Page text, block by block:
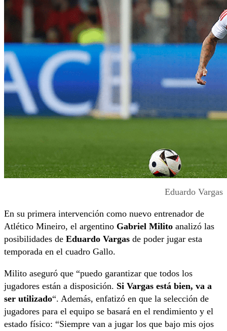
Eduardo Vargas
En su primera intervención como nuevo entrenador de
Atlético Mineiro, el argentino Gabriel Milito analizó las
posibilidades de Eduardo Vargas de poder jugar esta
temporada en el cuadro Gallo.
Milito aseguró que “puedo garantizar que todos los
jugadores están a disposición. Si Vargas está bien, va a
ser utilizado“. Además, enfatizó en que la selección de
jugadores para el equipo se basará en el rendimiento y el
estado físico: “Siempre van a jugar los que bajo mis ojos